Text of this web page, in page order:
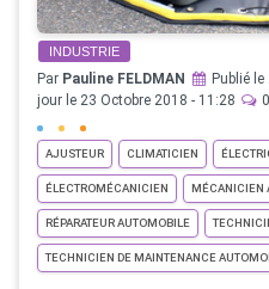
INDUSTRIE
Par Pauline FELDMAN Publié
jour le 23 Octobre 2018 - 11:28
0
AJUSTEUR CLIMATICIEN
ÉLECTROMÉCANICIEN MÉCANICIEN
RÉPARATEUR AUTOMOBILE
TECHNICIEN DE MAINTENANCE